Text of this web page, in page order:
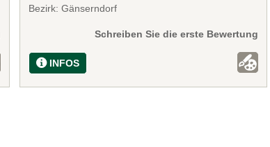
Bezirk: Gänserndorf
Schreiben Sie die erste Bewertung
INFOS